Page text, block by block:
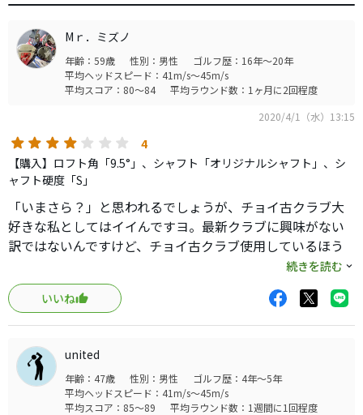
Mｒ．ミズノ
年齢：59歳 性別：男性
ゴルフ歴：16年～20年
平均ヘッドスピード：41m/s～45m/s
平均スコア：80～84
平均ラウンド数：1ヶ月に2回程度
2020/4/1（水）13:15
4
【購入】ロフト角「9.5°」、シャフト「オリジナルシャフト」、シ
ャフト硬度「S」
「いまさら？」と思われるでしょうが、チョイ古クラブ大
好きな私としてはイイんですヨ。最新クラブに興味がない
訳ではないんですけど、チョイ古クラブ使用しているほう
が“通っぽく”ないですか？さてさて、本題に入るとして
Diamana ahinaは購入時にはリシャフトしてありました。こ
のヘッドにはベストマッチかと私的には思います。中元調
子系のシャフトぽいので個人的には打ち易いですネ。しば
らくこの設定で使用し不満がでたらリシャフトするかと思
います。ストレート系、ドロー系問題なく打ち分けられま
す。フェード系は苦手な為試してないです。飛距離は平均
230ydってとこでしょうか。純正シャフトのこのクラブの打
続きを読む
いいね
united
年齢：47歳 性別：男性
ゴルフ歴：4年～5年
平均ヘッドスピード：41m/s～45m/s
平均スコア：85～89
平均ラウンド数：1週間に1回程度